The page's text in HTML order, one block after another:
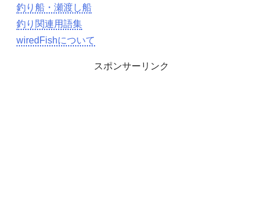
釣り船・瀬渡し船
釣り関連用語集
wiredFishについて
スポンサーリンク